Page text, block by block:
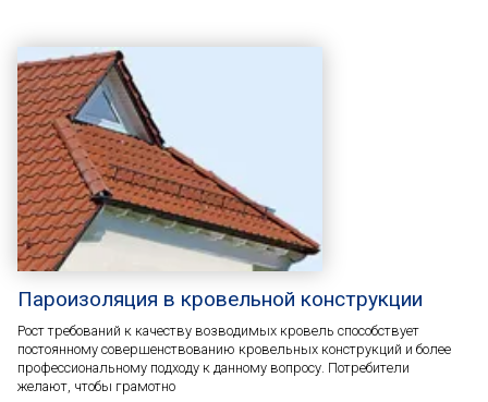
Пароизоляция в кровельной конструкции
Рост требований к качеству возводимых кровель способствует
постоянному совершенствованию кровельных конструкций и более
профессиональному подходу к данному вопросу. Потребители
желают, чтобы грамотно